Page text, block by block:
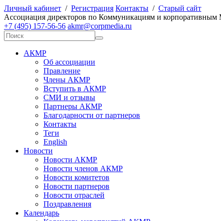
Личный кабинет / Регистрация Контакты / Старый сайт
Ассоциация директоров по Коммуникациям и корпоративным
+7 (495) 157-56-56 akmr@corpmedia.ru
АКМР
Об ассоциации
Правление
Члены АКМР
Вступить в АКМР
СМИ и отзывы
Партнеры АКМР
Благодарности от партнеров
Контакты
Теги
English
Новости
Новости АКМР
Новости членов АКМР
Новости комитетов
Новости партнеров
Новости отраслей
Поздравления
Календарь